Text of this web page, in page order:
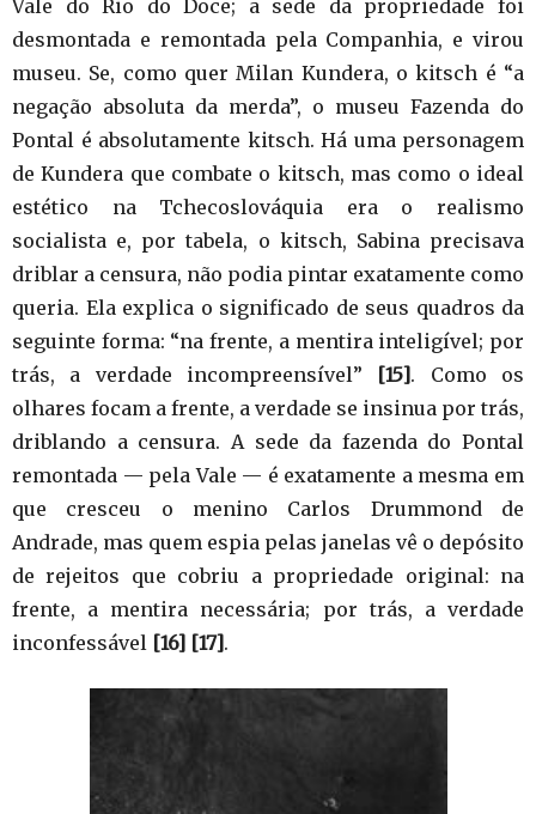
Vale do Rio do Doce; a sede da propriedade foi
desmontada e remontada pela Companhia, e virou
museu. Se, como quer Milan Kundera, o kitsch é “a
negação absoluta da merda”, o museu Fazenda do
Pontal é absolutamente kitsch. Há uma personagem
de Kundera que combate o kitsch, mas como o ideal
estético na Tchecoslováquia era o realismo
socialista e, por tabela, o kitsch, Sabina precisava
driblar a censura, não podia pintar exatamente como
queria. Ela explica o significado de seus quadros da
seguinte forma: “na frente, a mentira inteligível; por
trás, a verdade incompreensível” [15]. Como os
olhares focam a frente, a verdade se insinua por trás,
driblando a censura. A sede da fazenda do Pontal
remontada — pela Vale — é exatamente a mesma em
que cresceu o menino Carlos Drummond de
Andrade, mas quem espia pelas janelas vê o depósito
de rejeitos que cobriu a propriedade original: na
frente, a mentira necessária; por trás, a verdade
inconfessável [16] [17].